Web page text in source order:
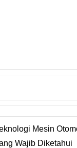
Mesin
Wajib Diketahui